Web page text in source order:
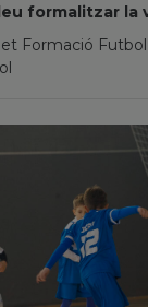
formalitzar la
Formació